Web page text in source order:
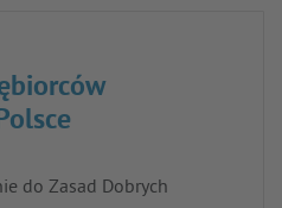
do Zasad Dobrych